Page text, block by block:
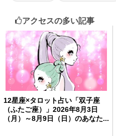
アクセスの多い記事
12星座×タロット占い「双子座
（ふたご座）」2026年8月3日
（月）～8月9日（日）のあなた...